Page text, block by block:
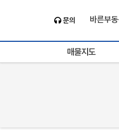
문의
바른부
the-
매물지도